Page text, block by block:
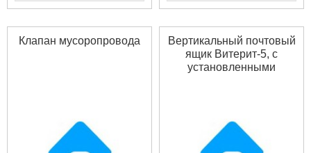
Клапан мусоропровода
Вертикальный почтовый
ящик Витерит-5, с
установленными